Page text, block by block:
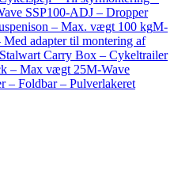
SSP100-ADJ – Dropper
– Max. vægt 100 kgM-
adapter til montering af
Carry Box – Cykeltrailer
– Max vægt 25M-Wave
– Foldbar – Pulverlakeret